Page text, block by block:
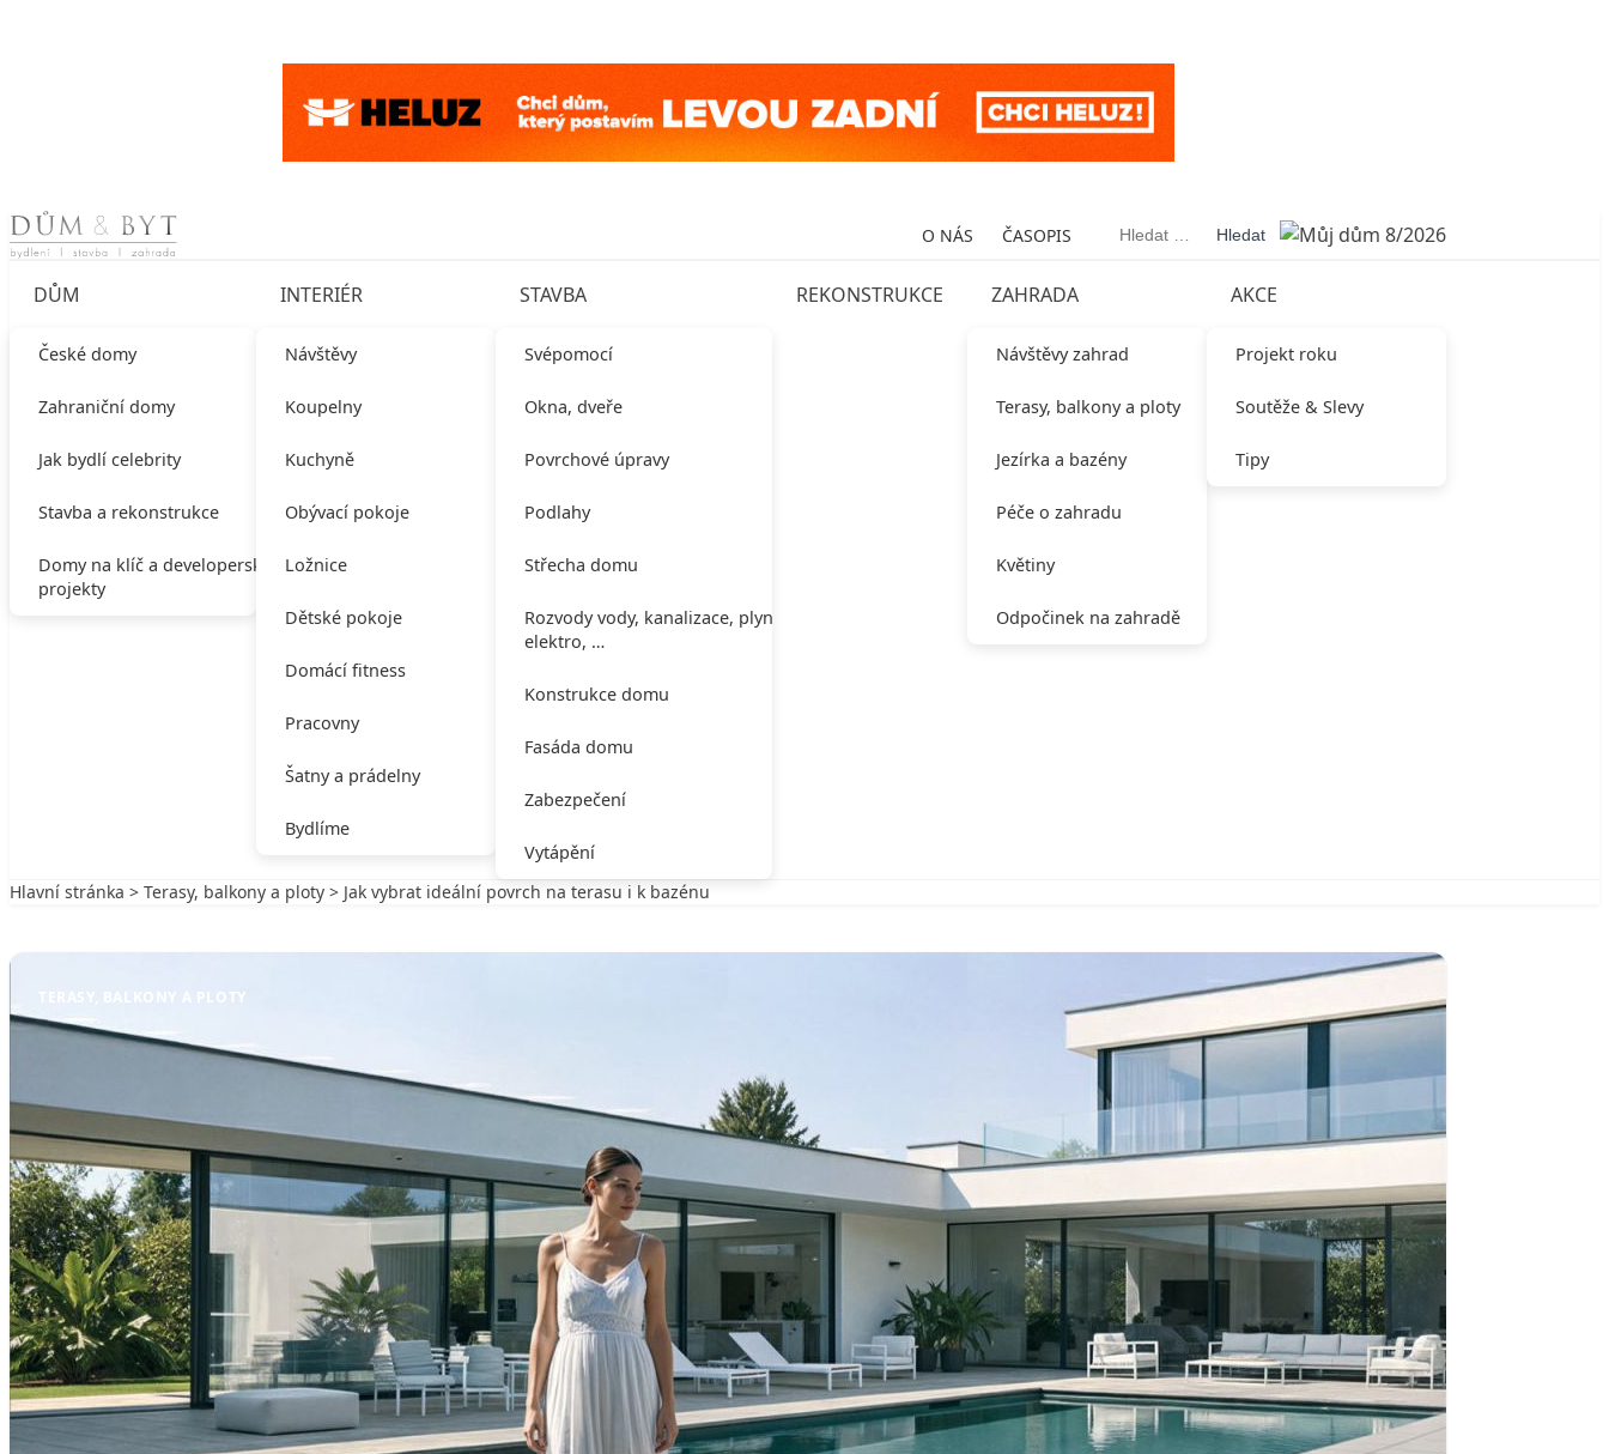
Skip to content O NÁS ČASOPIS Vyhledávání
DŮM
České domy
Zahraniční domy
Jak bydlí celebrity
Stavba a rekonstrukce
Domy na klíč a developerské
projekty
INTERIÉR
Návštěvy
Koupelny
Kuchyně
Obývací pokoje
Ložnice
Dětské pokoje
Domácí fitness
Pracovny
Šatny a prádelny
Bydlíme
STAVBA
Svépomocí
Okna, dveře
Povrchové úpravy
Podlahy
Střecha domu
Rozvody vody, kanalizace, plynu,
elektro, …
Konstrukce domu
Fasáda domu
Zabezpečení
Vytápění
REKONSTRUKCE ZAHRADA
Návštěvy zahrad
Terasy, balkony a ploty
Jezírka a bazény
Péče o zahradu
Květiny
Odpočinek na zahradě
AKCE
Projekt roku
Soutěže & Slevy
Tipy
Hlavní stránka > Terasy, balkony a ploty > Jak vybrat ideální povrch na terasu i k bazénu
TERASY, BALKONY A PLOTY